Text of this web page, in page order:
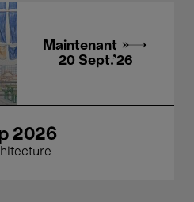
Maintenant →
20 Sept.'26
2026